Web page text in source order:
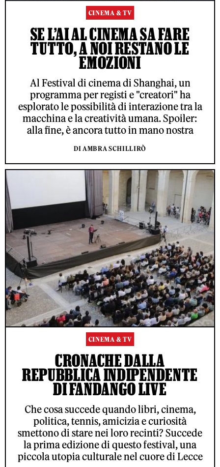
CINEMA & TV
SE L’AI AL CINEMA SA FARE
TUTTO, A NOI RESTANO LE
EMOZIONI
Al Festival di cinema di Shanghai, un
programma per registi e "creatori" ha
esplorato le possibilità di interazione tra la
macchina e la creatività umana. Spoiler:
alla fine, è ancora tutto in mano nostra
DI AMBRA SCHILLIRÒ
CINEMA & TV
CRONACHE DALLA
REPUBBLICA INDIPENDENTE
DI FANDANGO LIVE
Che cosa succede quando libri, cinema,
politica, tennis, amicizia e curiosità
smettono di stare nei loro recinti? Succede
la prima edizione di questo festival, una
piccola utopia culturale nel cuore di Lecce